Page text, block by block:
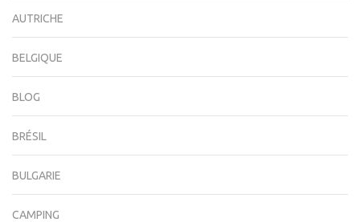
AUTRICHE
BELGIQUE
BLOG
BRÉSIL
BULGARIE
CAMPING